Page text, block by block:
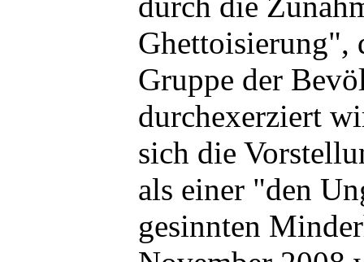
Ghettoisierung",
Gruppe der
durchexerziert
sich die
als einer "den
gesinnten